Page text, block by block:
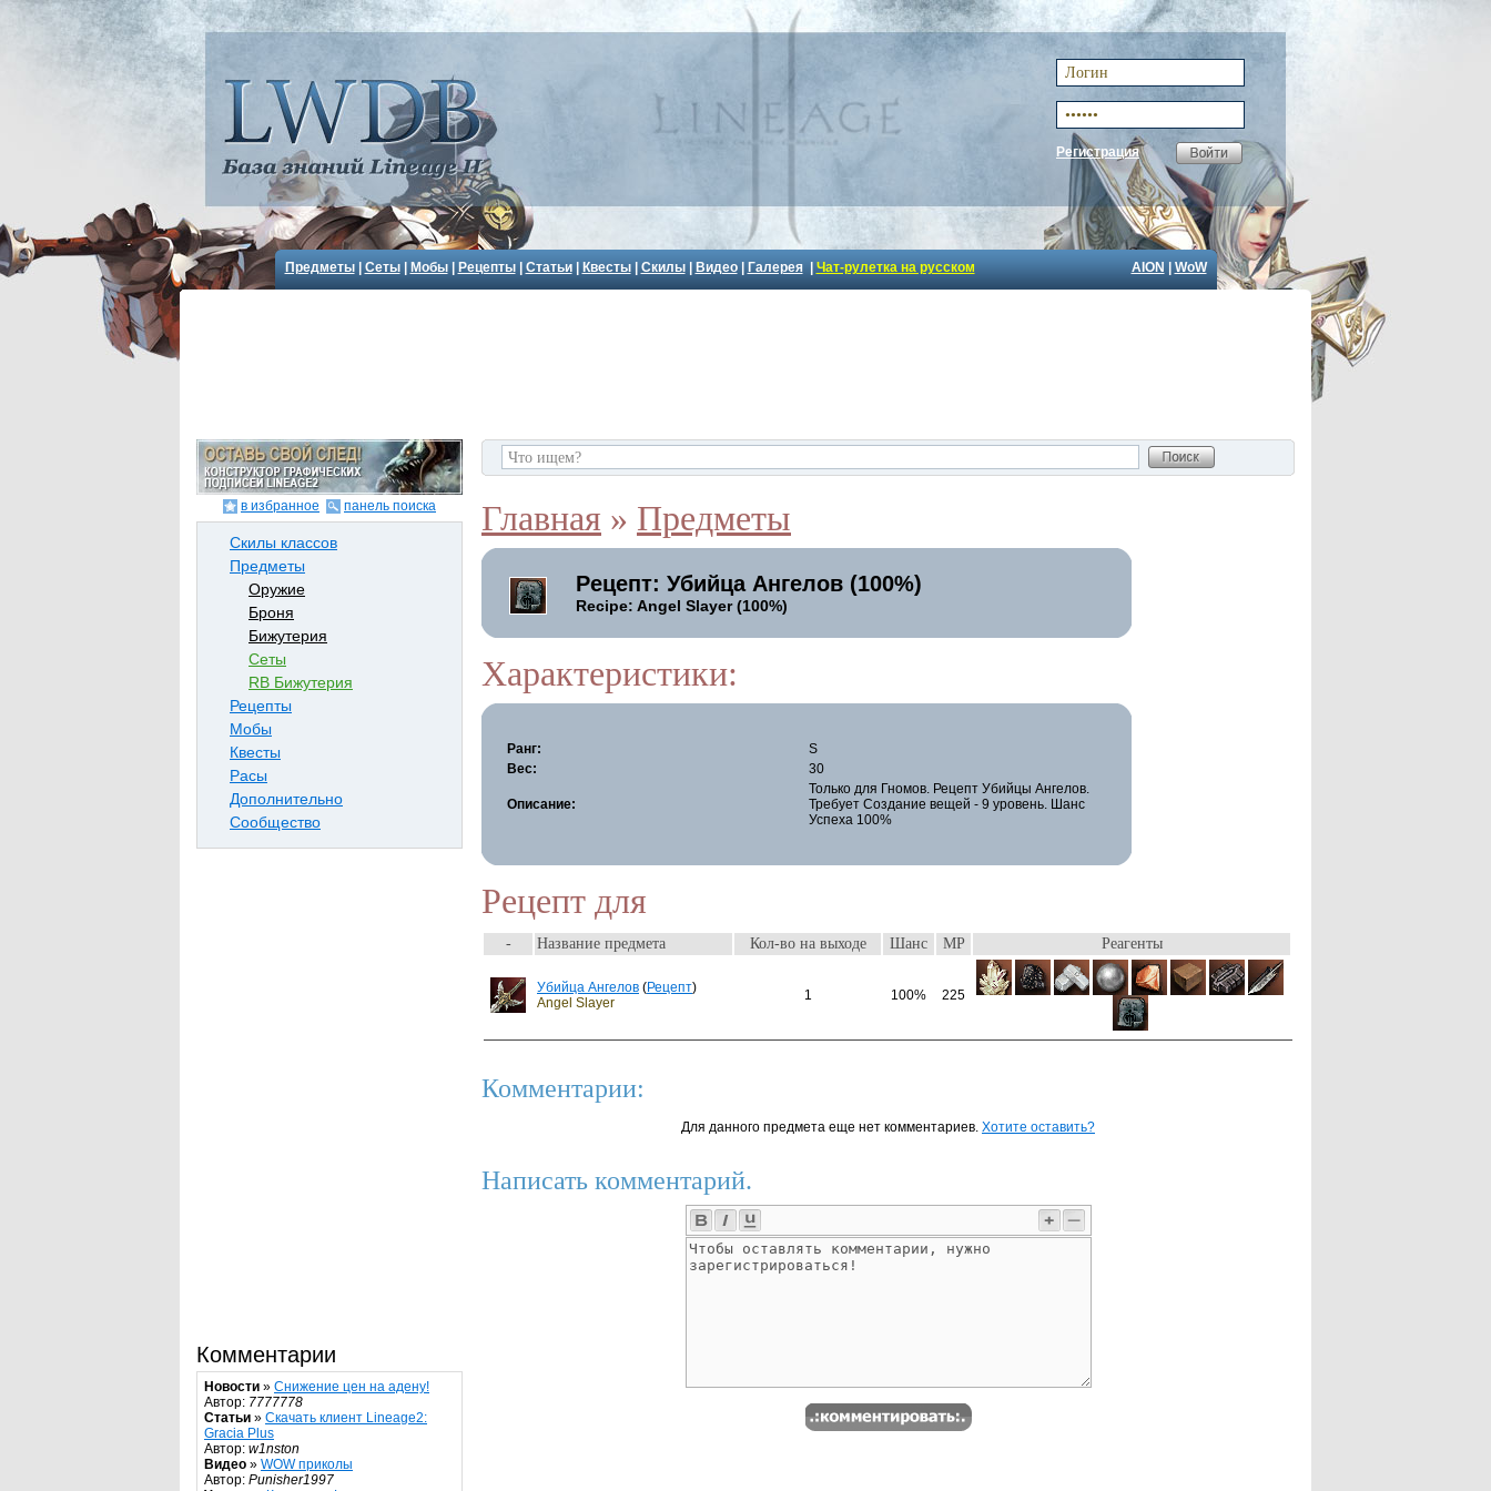
Регистрация
Предметы| Сеты| Мобы| Рецепты| Статьи| Квесты| Скилы| Видео| Галерея| Чат-рулетка на русском AION WoW
в избранное панель поиска
Скилы классов
Предметы
Оружие
Броня
Бижутерия
Сеты
RB Бижутерия
Рецепты
Мобы
Квесты
Расы
Дополнительно
Сообщество
Комментарии
Новости » Снижение цен на адену!
Автор: 7777778
Статьи » Скачать клиент Lineage2:
Gracia Plus
Автор: w1nston
Видео » WOW приколы
Автор: Punisher1997
Главная » Предметы
Рецепт: Убийца Ангелов (100%)
Recipe: Angel Slayer (100%)
Характеристики:
Ранг:
S
Вес:
30
Описание:
Только для Гномов. Рецепт Убийцы Ангелов.
Требует Создание вещей - 9 уровень. Шанс
Успеха 100%
Рецепт для
- Название предмета Кол-во на выходе Шанс MP Реагенты
Убийца Ангелов (Рецепт)
Angel Slayer
1 100% 225
Комментарии:
Для данного предмета еще нет комментариев. Хотите оставить?
Написать комментарий.